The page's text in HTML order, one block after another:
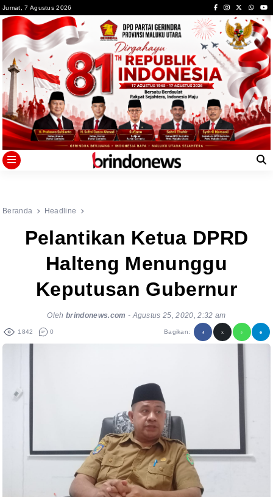
to
content
Jumat, 7 Agustus 2026
Beranda Headline
Pelantikan Ketua DPRD
Halteng Menunggu
Keputusan Gubernur
Olehbrindonews.com -Agustus 25, 2020, 2:32 am
1842 0 Bagikan: